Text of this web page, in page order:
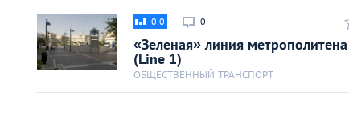
Киев
Лондон
0
0.0
«Зеленая» линия метрополитена
(Line 1)
ОБЩЕСТВЕННЫЙ ТРАНСПОРТ